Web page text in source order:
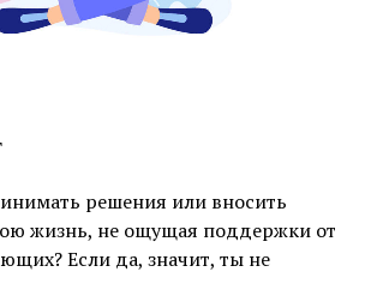
решения или вносить
жизнь, не ощущая поддержки от
Если да, значит, ты не